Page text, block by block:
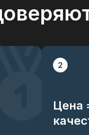
2
Цена